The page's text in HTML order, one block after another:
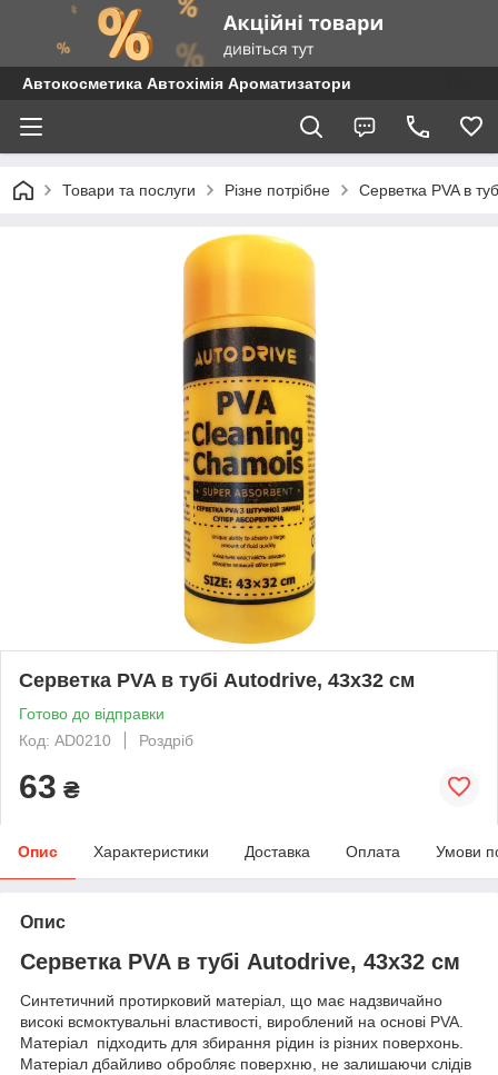
Автокосметика Автохімія Ароматизатори
Товари та послуги Різне потрібне Серветка PVA в
Серветка PVA в тубі Autodrive, 43x32 см
Готово до відправки
Код: AD0210
Роздріб
63 ₴
Опис Характеристики Доставка Оплата Умови
Опис
Серветка PVA в тубі Autodrive, 43x32 см
Синтетичний протирковий матеріал, що має надзвичайно
високі всмоктувальні властивості, вироблений на основі PVA.
Матеріал підходить для збирання рідин із різних поверхонь.
Матеріал дбайливо обробляє поверхню, не залишаючи слідів